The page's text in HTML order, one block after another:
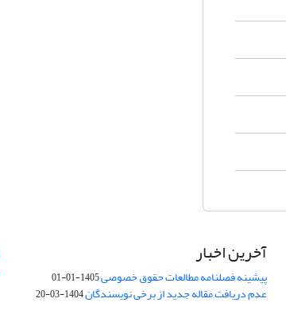
آخرین اخبار
پیشینه فصلنامه مطالعات حقوق خصوصی1405-01-01
عدم دریافت مقاله جدید از برخی نویسندگان1404-03-20